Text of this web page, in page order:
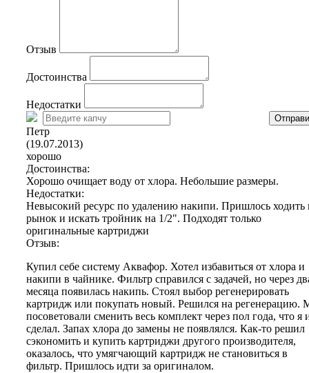
Отзыв
Достоинства
Недостатки
Петр
(19.07.2013)
хорошо
Достоинства:
Хорошо очищает воду от хлора. Небольшие размеры.
Недостатки:
Невысокий ресурс по удалению накипи. Пришлось ходить
рынок и искать тройник на 1/2". Подходят только
оригинальные картриджи
Отзыв:
Купил себе систему Аквафор. Хотел избавиться от хлора и
накипи в чайнике. Фильтр справился с задачей, но через
месяца появилась накипь. Стоял выбор регенерировать
картридж или покупать новый. Решился на регенерацию.
посоветовали сменить весь комплект через пол года, что я
сделал. Запах хлора до замены не появлялся. Как-то решил
сэкономить и купить картриджи другого производителя,
оказалось, что умягчающий картридж не становиться в
фильтр. Пришлось идти за оригиналом.